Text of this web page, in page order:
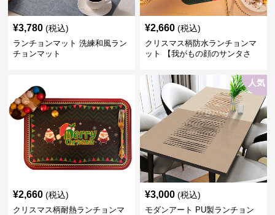
¥3,780 (税込)
ランチョンマット 洗練和風ラン
チョンマット
¥2,660 (税込)
クリスマス柄防水ランチョンマ
ット 【我がもの顔のサンタさ
¥2,660 (税込)
クリスマス柄耐熱ランチョンマ
人気
¥3,000 (税込)
モダンアート PU製ランチョン